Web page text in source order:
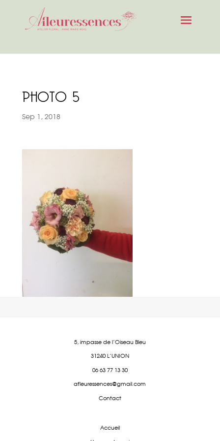
PHOTO 5
Sep 1, 2018
5, impasse de l'Oiseau Bleu
31240 L'UNION
06 63 77 13 30
afleuressences@gmail.com
Contact
Accueil